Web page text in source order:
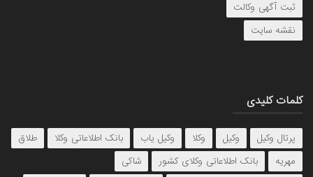
ثبت آگهی وکالت
نقشه سایت
کلمات کلیدی
پرتال وکیل وکیل وکلا وکیل یاب بانک اطلاعاتی وکلا
طلاق
مهریه
بانک اطلاعاتی وکلای کشور
شاکی